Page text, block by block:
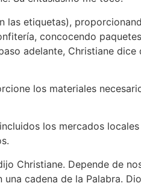
las etiquetas),
concocendo
adelante, Christiane
los materiales
los mercados
Christiane. Depende de
cadena de la Palabra.